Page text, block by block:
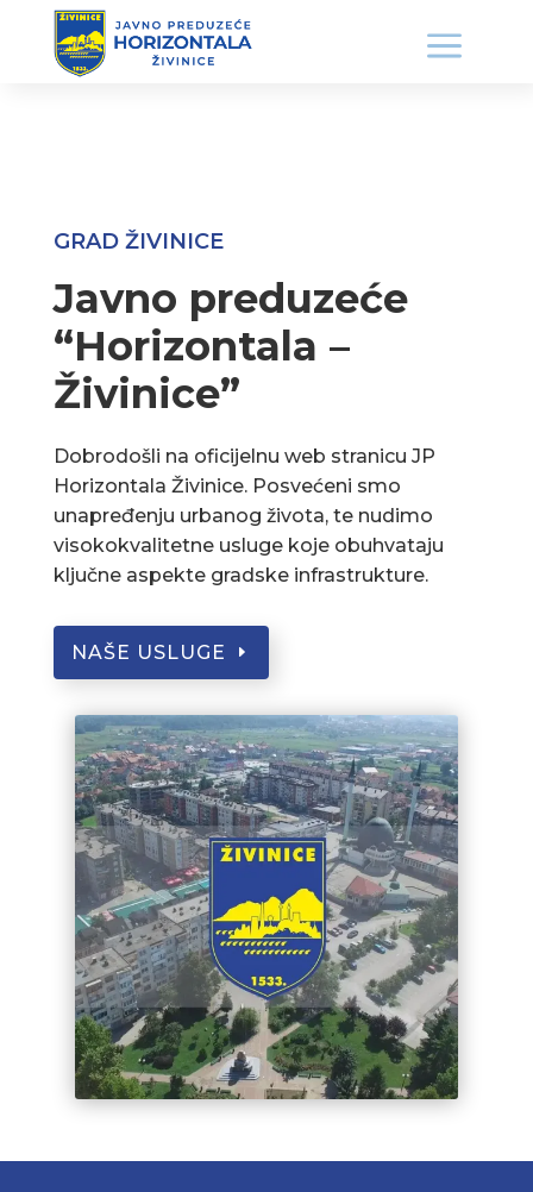
GRAD ŽIVINICE
Javno preduzeće
“Horizontala –
Živinice”
Dobrodošli na oficijelnu web stranicu JP
Horizontala Živinice. Posvećeni smo
unapređenju urbanog života, te nudimo
visokokvalitetne usluge koje obuhvataju
ključne aspekte gradske infrastrukture.
NAŠE USLUGE